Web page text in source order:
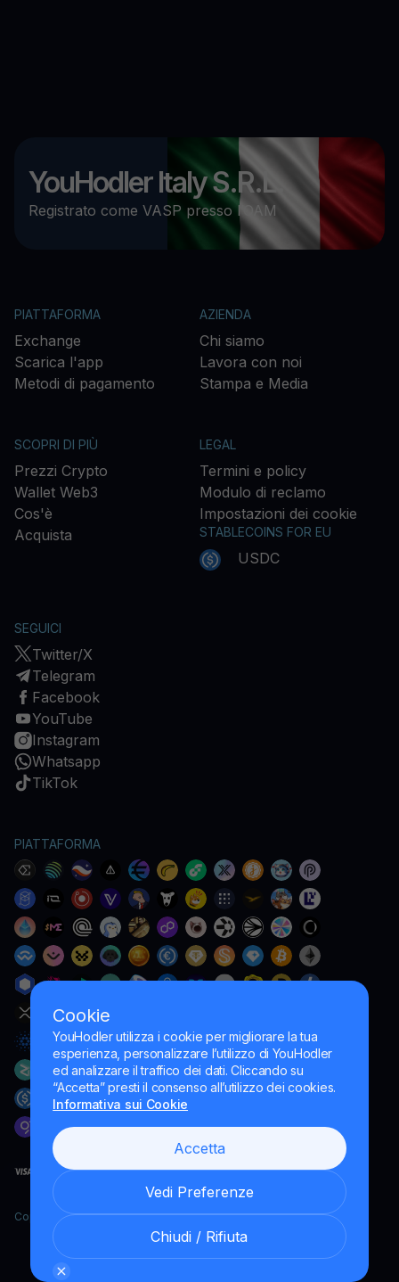
Cookie
YouHodler utilizza i cookie per migliorare la tua
esperienza, personalizzare l’utilizzo di YouHodler
ed analizzare il traffico dei dati. Cliccando su
“Accetta” presti il consenso all’utilizzo dei cookies.
Informativa sui Cookie
Accetta
Vedi Preferenze
Chiudi / Rifiuta
YouHodler Italy S.R.L.
Registrato come VASP presso l’OAM
PIATTAFORMA
Exchange
Scarica l'app
Metodi di pagamento
AZIENDA
Chi siamo
Lavora con noi
Stampa e Media
SCOPRI DI PIÙ
Prezzi Crypto
Wallet Web3
Cos'è
Acquista
LEGAL
Termini e policy
Modulo di reclamo
Impostazioni dei cookie
STABLECOINS FOR EU
USDC
SEGUICI
Twitter/X
Telegram
Facebook
YouTube
Instagram
Whatsapp
TikTok
PIATTAFORMA
Copyright YouHodler, 2026.